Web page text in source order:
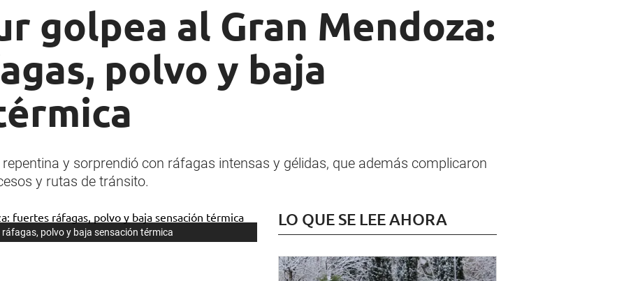
golpea al Gran Mendoza:
polvo y baja
y sorprendió con ráfagas intensas y gélidas, que además complicaron
y rutas de tránsito.
polvo y baja sensación térmica
LO QUE SE LEE AHORA